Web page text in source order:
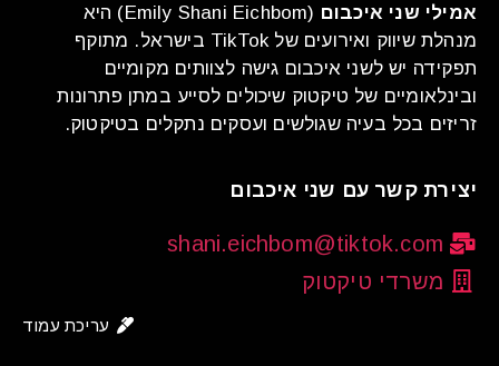
אמילי שני איכבום
(Emily Shani Eichbom) היא
מנהלת שיווק ואירועים של TikTok בישראל. מתוקף
תפקידה יש לשני איכבום גישה לצוותים מקומיים
ובינלאומיים של טיקטוק שיכולים לסייע במתן פתרונות
זריזים בכל בעיה שגולשים ועסקים נתקלים בטיקטוק.
יצירת קשר עם שני איכבום
shani.eichbom@tiktok.com
משרדי טיקטוק
עריכת עמוד